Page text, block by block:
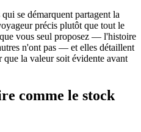
se démarquent partagent la
précis plutôt que tout le
vous seul proposez — l'histoire
n'ont pas — et elles détaillent
la valeur soit évidente avant
comme le stock